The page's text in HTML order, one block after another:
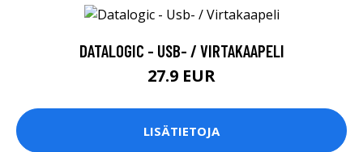
DATALOGIC - USB- / VIRTAKAAPELI
27.9 EUR
LISÄTIETOJA